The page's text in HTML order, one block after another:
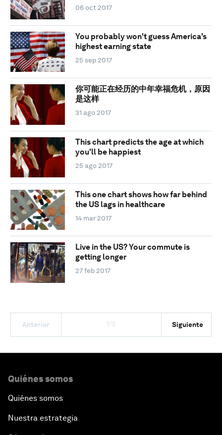
06 oct 2017
You probably won't guess America's
highest earning state
25 sep 2017
你可能正在经历的中年幸福危机，原因
是这样
31 ago 2017
This chart predicts the age at which
you'll be happiest
25 ago 2017
This one chart shows how far behind
the US lags in healthcare
14 mar 2017
Live in the US? Your commute is
getting longer
27 feb 2017
Anterior 1/2 Siguiente
Quiénes somos
Quiénes somos
Nuestra estrategia